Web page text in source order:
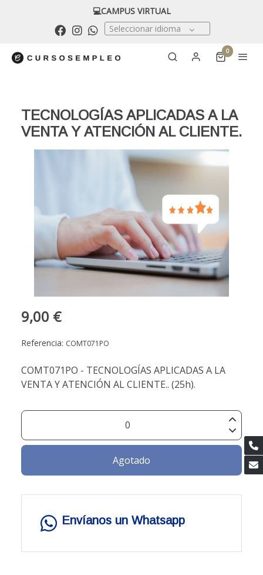
💻CAMPUS VIRTUAL
Seleccionar idioma
0
TECNOLOGÍAS APLICADAS A LA
VENTA Y ATENCIÓN AL CLIENTE.
9,00 €
Referencia: COMT071PO
COMT071PO - TECNOLOGÍAS APLICADAS A LA
VENTA Y ATENCIÓN AL CLIENTE.. (25h).
Agotado
Envíanos un Whatsapp